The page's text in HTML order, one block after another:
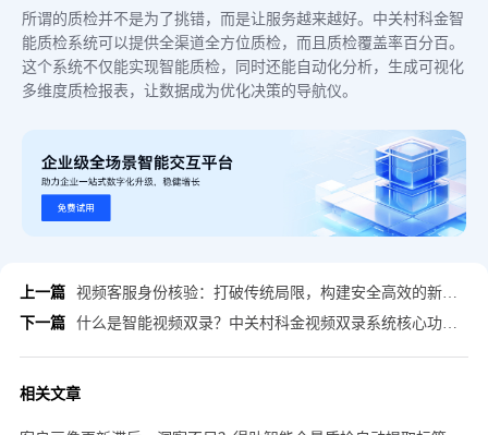
所谓的质检并不是为了挑错，而是让服务越来越好。中关村科金智
能质检系统可以提供全渠道全方位质检，而且质检覆盖率百分百。
这个系统不仅能实现智能质检，同时还能自动化分析，生成可视化
多维度质检报表，让数据成为优化决策的导航仪。
上一篇
视频客服身份核验：打破传统局限，构建安全高效的新型身份验证体系
下一篇
什么是智能视频双录？中关村科金视频双录系统核心功能解析
相关文章